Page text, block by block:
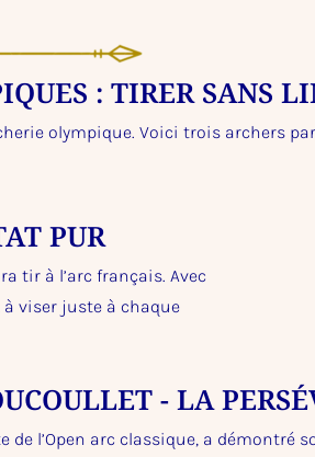
: TIRER SANS
olympique. Voici trois archers
PUR
tir à l’arc français. Avec
viser juste à chaque
- LA
de l’Open arc classique, a démontré